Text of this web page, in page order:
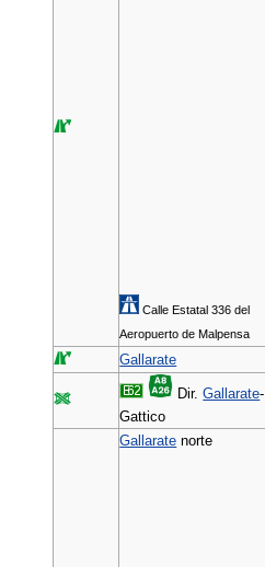
Calle Estatal 336 del
Aeropuerto de Malpensa
Gallarate
Dir.Gallarate-
Gattico
Gallarate norte